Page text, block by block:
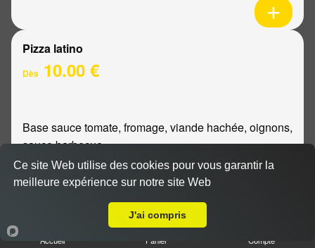
Pizza latino
Dès 10.00 €
Base sauce tomate, fromage, viande hachée, oignons,
sauce barbecue
Accueil Panier Compte
Ce site Web utilise des cookies pour vous garantir la
meilleure expérience sur notre site Web
J'ai compris